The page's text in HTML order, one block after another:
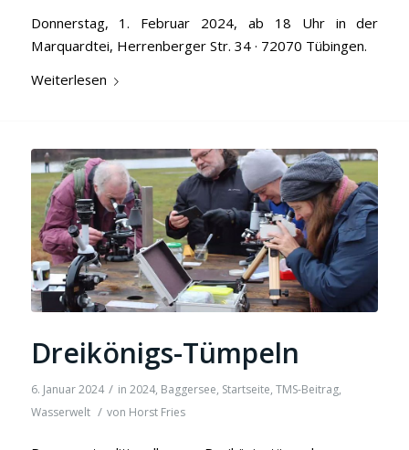
Donnerstag, 1. Februar 2024, ab 18 Uhr in der
Marquardtei, Herrenberger Str. 34 · 72070 Tübingen.
Weiterlesen
Dreikönigs-Tümpeln
6. Januar 2024 / in 2024, Baggersee, Startseite, TMS-Beitrag,
Wasserwelt / von Horst Fries